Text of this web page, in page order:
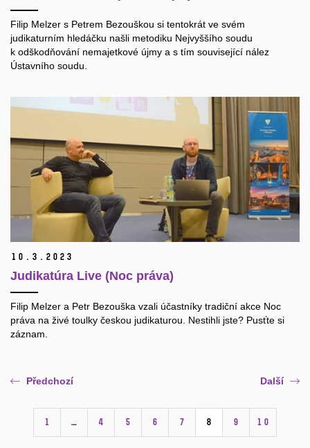
Filip Melzer s Petrem Bezouškou si tentokrát ve svém
judikaturním hledáčku našli metodiku Nejvyššího soudu
k odškodňování nemajetkové újmy a s tím související nález
Ústavního soudu.
10. 3. 2023
Judikatúra Live (Noc práva)
Filip Melzer a Petr Bezouška vzali účastníky tradiční akce Noc
práva na živé toulky českou judikaturou. Nestihli jste? Pusťte si
záznam.
Předchozí
1 … 4 5 6 7 8 9 10
Další